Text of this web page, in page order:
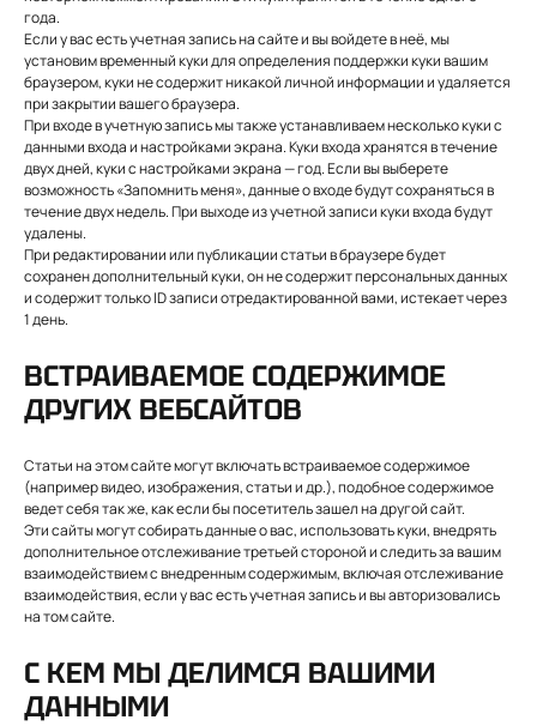
года.
Если у вас есть учетная запись на сайте и вы войдете в неё, мы
установим временный куки для определения поддержки куки вашим
браузером, куки не содержит никакой личной информации и удаляется
при закрытии вашего браузера.
При входе в учетную запись мы также устанавливаем несколько куки с
данными входа и настройками экрана. Куки входа хранятся в течение
двух дней, куки с настройками экрана — год. Если вы выберете
возможность «Запомнить меня», данные о входе будут сохраняться в
течение двух недель. При выходе из учетной записи куки входа будут
удалены.
При редактировании или публикации статьи в браузере будет
сохранен дополнительный куки, он не содержит персональных данных
и содержит только ID записи отредактированной вами, истекает через
1 день.
ВСТРАИВАЕМОЕ СОДЕРЖИМОЕ
ДРУГИХ ВЕБСАЙТОВ
Статьи на этом сайте могут включать встраиваемое содержимое
(например видео, изображения, статьи и др.), подобное содержимое
ведет себя так же, как если бы посетитель зашел на другой сайт.
Эти сайты могут собирать данные о вас, использовать куки, внедрять
дополнительное отслеживание третьей стороной и следить за вашим
взаимодействием с внедренным содержимым, включая отслеживание
взаимодействия, если у вас есть учетная запись и вы авторизовались
на том сайте.
С КЕМ МЫ ДЕЛИМСЯ ВАШИМИ
ДАННЫМИ